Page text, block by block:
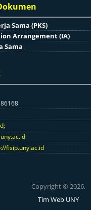
Sama (PKS)
Arrangement (IA)
Sama
;
fisip.uny.ac.id
Copyright © 2026,
Tim Web UNY